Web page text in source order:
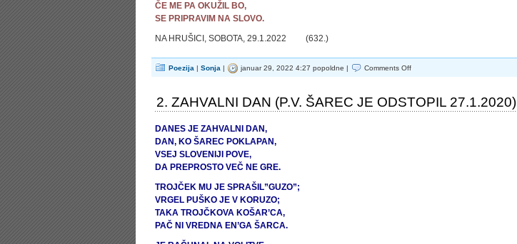
ČE ME PA OKUŽIL BO,
SE PRIPRAVIM NA SLOVO.
NA HRUŠICI, SOBOTA, 29.1.2022 (632.)
Poezija | Sonja | januar 29, 2022 4:27 popoldne | Comments Offon
2. ZAHVALNI DAN (P.V. ŠAREC JE ODSTOPIL 27.1.2020)
DANES JE ZAHVALNI DAN,
DAN, KO ŠAREC POKLAPAN,
VSEJ SLOVENIJI POVE,
DA PREPROSTO VEČ NE GRE.
TROJČEK MU JE SPRAŠIL”GUZO”;
VRGEL PUŠKO JE V KORUZO;
TAKA TROJČKOVA KOŠAR’CA,
PAČ NI VREDNA EN’GA ŠARCA.